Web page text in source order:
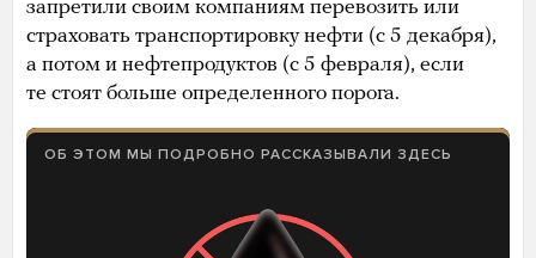
запретили своим компаниям перевозить или
страховать транспортировку нефти (с 5 декабря),
а потом и нефтепродуктов (с 5 февраля), если
те стоят больше определенного порога.
ОБ ЭТОМ МЫ ПОДРОБНО РАССКАЗЫВАЛИ ЗДЕСЬ